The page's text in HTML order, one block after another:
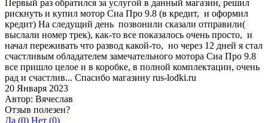
Первый раз обратился за услугой в данный магазин, решил
рискнуть и купил мотор Сиа Про 9.8 (в кредит, и оформил
кредит) На следущий день позвонили сказали отправили(
выслали номер трек), как-то все показалось очень просто, и
начал переживать что развод какой-то, но через 12 дней я стал
счастливым обладателем замечательного мотора Сиа Про 9.8
все пришло целое и в коробке, в полной комплектации, очень
рад и счастлив... Спасибо магазину rus-lodki.ru
20 Января 2023
Автор: Вячеслав
Отзыв полезен?
Да (0) Нет (0)